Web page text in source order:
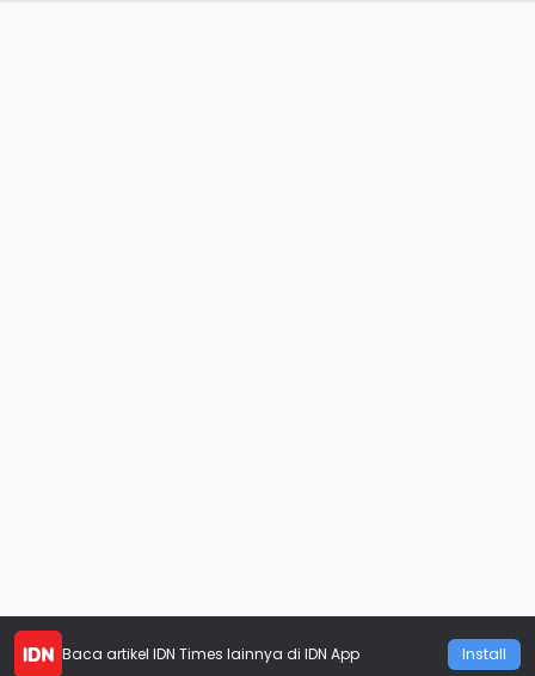
Baca artikel IDN Times lainnya di IDN App Install